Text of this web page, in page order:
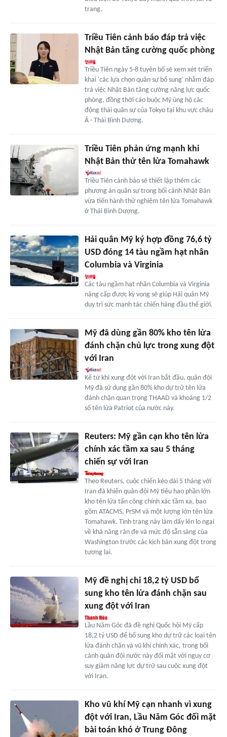
trang.
Triều Tiên cảnh báo đáp trả việc
Nhật Bản tăng cường quốc phòng
Triều Tiên ngày 5-8 tuyên bố sẽ xem xét triển
khai 'các lựa chọn quân sự bổ sung' nhằm đáp
trả việc Nhật Bản tăng cường năng lực quốc
phòng, đồng thời cáo buộc Mỹ ủng hộ các
động thái quân sự của Tokyo tại khu vực châu
Á - Thái Bình Dương.
Triều Tiên phản ứng mạnh khi
Nhật Bản thử tên lửa Tomahawk
Triều Tiên cảnh báo sẽ thiết lập thêm các
phương án quân sự trong bối cảnh Nhật Bản
vừa tiến hành thử nghiệm tên lửa Tomahawk
ở Thái Bình Dương.
Hải quân Mỹ ký hợp đồng 76,6 tỷ
USD đóng 14 tàu ngầm hạt nhân
Columbia và Virginia
Các tàu ngầm hạt nhân Columbia và Virginia
nâng cấp được kỳ vọng sẽ giúp Hải quân Mỹ
duy trì sức mạnh tác chiến hàng đầu thế giới.
Mỹ đã dùng gần 80% kho tên lửa
đánh chặn chủ lực trong xung đột
với Iran
Kể từ khi xung đột với Iran bắt đầu, quân đội
Mỹ đã sử dụng gần 80% kho dự trữ tên lửa
đánh chặn quan trọng THAAD và khoảng 1/2
số tên lửa Patriot của nước này.
Reuters: Mỹ gần cạn kho tên lửa
chính xác tầm xa sau 5 tháng
chiến sự với Iran
Theo Reuters, cuộc chiến kéo dài 5 tháng với
Iran đã khiến quân đội Mỹ tiêu hao phần lớn
kho tên lửa tấn công chính xác tầm xa, bao
gồm ATACMS, PrSM và một lượng lớn tên lửa
Tomahawk. Tình trạng này làm dấy lên lo ngại
về khả năng răn đe và mức độ sẵn sàng của
Washington trước các kịch bản xung đột trong
tương lai.
Mỹ đề nghị chi 18,2 tỷ USD bổ
sung kho tên lửa đánh chặn sau
xung đột với Iran
Lầu Năm Góc đã đề nghị Quốc hội Mỹ cấp
18,2 tỷ USD để bổ sung kho dự trữ các loại tên
lửa đánh chặn và vũ khí chính xác, trong bối
cảnh quân đội nước này đối mặt với nguy cơ
suy giảm năng lực dự trữ sau cuộc xung đột
với Iran.
Kho vũ khí Mỹ cạn nhanh vì xung
đột với Iran, Lầu Năm Góc đối mặt
bài toán khó ở Trung Đông